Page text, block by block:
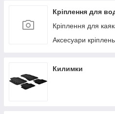
Бокси на фаркоп
Кріплення для
Кріплення для
Аксесуари
Килимки